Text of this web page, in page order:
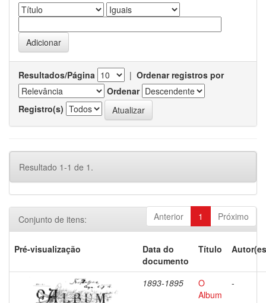
Resultados/Página | Ordenar registros por
Ordenar
Registro(s)
Resultado 1-1 de 1.
Anterior 1 Próximo
Conjunto de itens:
Pré-visualização
Data do
documento
Título
1893-1895
O
Album
-